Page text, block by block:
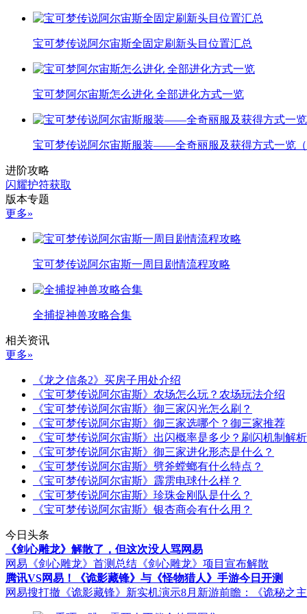
宝可梦传说阿尔宙斯全固定刷新头目位置汇总
宝可梦阿尔宙斯怎么进化 全部进化方式一览
宝可梦传说阿尔宙斯服装——全奇丽服及获得方式一览
进阶攻略
闪耀护符获取
版本专题
更多»
宝可梦传说阿尔宙斯一周目剧情流程攻略
全捕捉神兽攻略合集
相关资讯
更多»
《龙之信条2》买房子用处介绍
《宝可梦传说阿尔宙斯》农场怎么玩？农场玩法介绍
《宝可梦传说阿尔宙斯》御三家闪光怎么刷？
《宝可梦传说阿尔宙斯》御三家选哪个？御三家推荐
《宝可梦传说阿尔宙斯》出闪概率是多少？刷闪机制解析
《宝可梦传说阿尔宙斯》御三家进化形态是什么？
《宝可梦传说阿尔宙斯》劈斧螳螂有什么特点？
《宝可梦传说阿尔宙斯》霹雳电球什么样？
《宝可梦传说阿尔宙斯》珍珠金刚队是什么？
《宝可梦传说阿尔宙斯》银杏商会有什么用？
今日头条
《剑心雕龙》解散了，但这次没人骂网易
网易《剑心雕龙》首测总结 《剑心雕龙》项目宣布解散
腾讯VS网易！《诡影藏锋》与《怪物猎人》手游今日开测
网易搜打撤《诡影藏锋》新实机演示8月新游前瞻：《诡秘之